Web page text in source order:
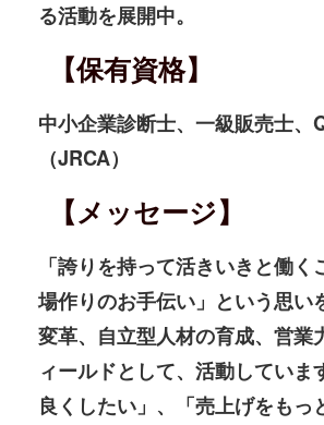
る活動を展開中。
【保有資格】
中小企業診断士、一級販売士、
（JRCA）
【メッセージ】
「誇りを持って活きいきと働
場作りのお手伝い」という思い
変革、自立型人材の育成、営業
ィールドとして、活動していま
良くしたい」、「売上げをもっ